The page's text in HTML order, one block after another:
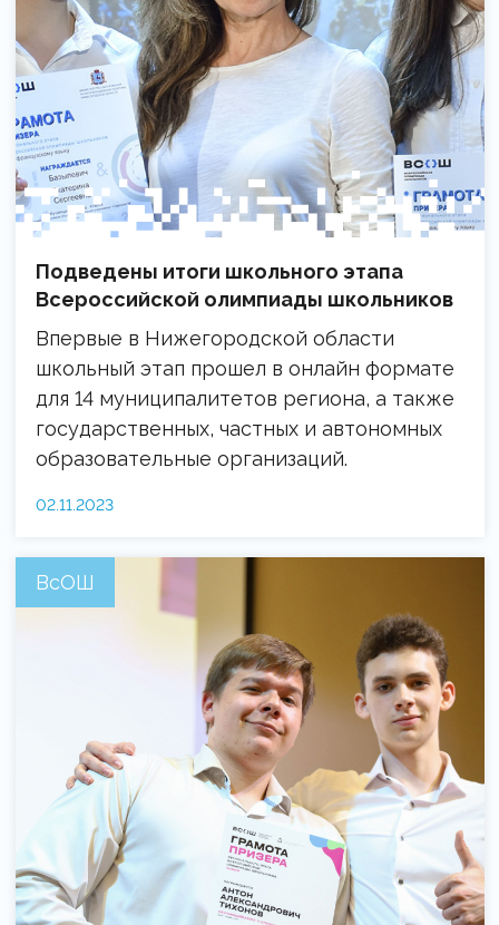
Подведены итоги школьного этапа
Всероссийской олимпиады школьников
Впервые в Нижегородской области
школьный этап прошел в онлайн формате
для 14 муниципалитетов региона, а также
государственных, частных и автономных
образовательные организаций.
02.11.2023
ВсОШ